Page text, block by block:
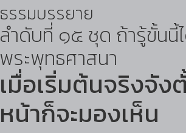
ธรรมบรรยาย
ลำดับที่ ๑๕ ชุด ถ้ารู้ขั้นนี้
พระพุทธศาสนา
เมื่อเริ่มต้นจริงจัง
หน้าก็จะมองเห็น